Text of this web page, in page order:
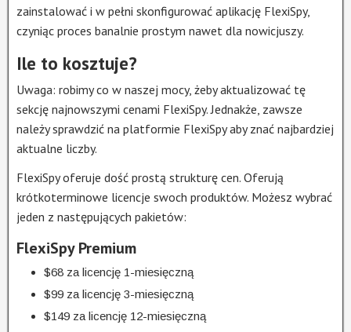
zainstalować i w pełni skonfigurować aplikację FlexiSpy,
czyniąc proces banalnie prostym nawet dla nowicjuszy.
Ile to kosztuje?
Uwaga: robimy co w naszej mocy, żeby aktualizować tę
sekcję najnowszymi cenami FlexiSpy. Jednakże, zawsze
należy sprawdzić na platformie FlexiSpy aby znać najbardziej
aktualne liczby.
FlexiSpy oferuje dość prostą strukturę cen. Oferują
krótkoterminowe licencje swoch produktów. Możesz wybrać
jeden z następujących pakietów:
FlexiSpy Premium
$68 za licencję 1-miesięczną
$99 za licencję 3-miesięczną
$149 za licencję 12-miesięczną